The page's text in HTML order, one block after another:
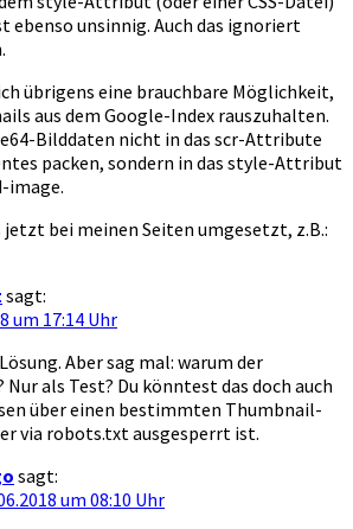
ebenso unsinnig. Auch das ignoriert
übrigens eine brauchbare Möglichkeit,
aus dem Google-Index rauszuhalten.
Bilddaten nicht in das scr-Attribute
packen, sondern in das style-Attribut
image.
jetzt bei meinen Seiten umgesetzt, z.B.:
sagt:
um 17:14 Uhr
Aber sag mal: warum der
Nur als Test? Du könntest das doch auch
über einen bestimmten Thumbnail-
via robots.txt ausgesperrt ist.
sagt:
um 08:10 Uhr